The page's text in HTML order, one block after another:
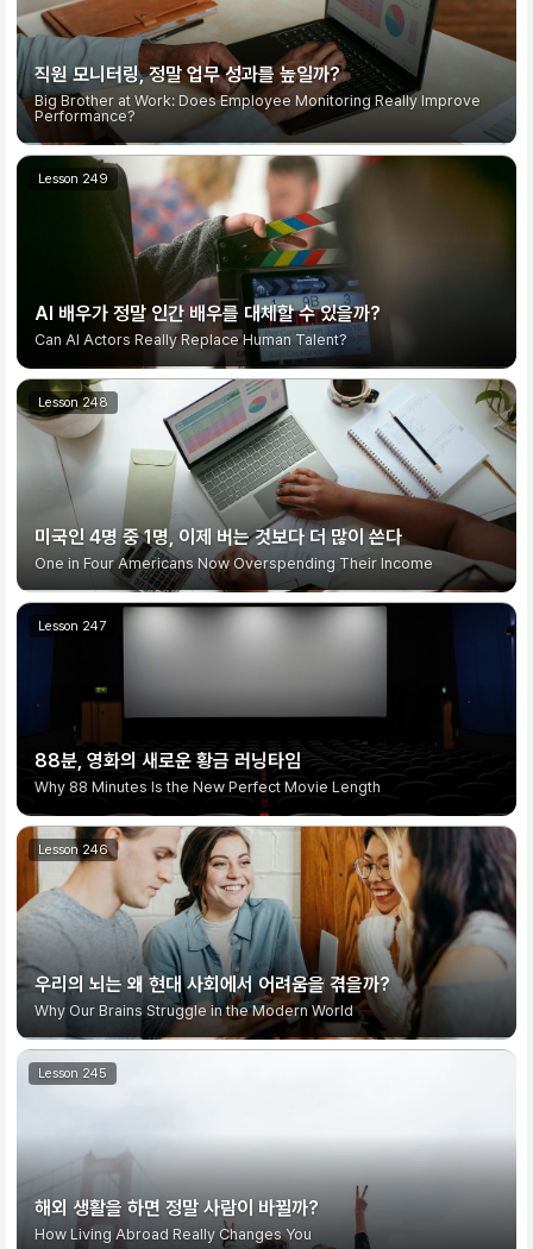
직원 모니터링, 정말 업무 성과를 높일까?
Big Brother at Work: Does Employee Monitoring Really Improve
Performance?
AI 배우가 정말 인간 배우를 대체할 수 있을까?
Can AI Actors Really Replace Human Talent?
미국인 4명 중 1명, 이제 버는 것보다 더 많이 쓴다
One in Four Americans Now Overspending Their Income
88분, 영화의 새로운 황금 러닝타임
Why 88 Minutes Is the New Perfect Movie Length
우리의 뇌는 왜 현대 사회에서 어려움을 겪을까?
Why Our Brains Struggle in the Modern World
해외 생활을 하면 정말 사람이 바뀔까?
How Living Abroad Really Changes You